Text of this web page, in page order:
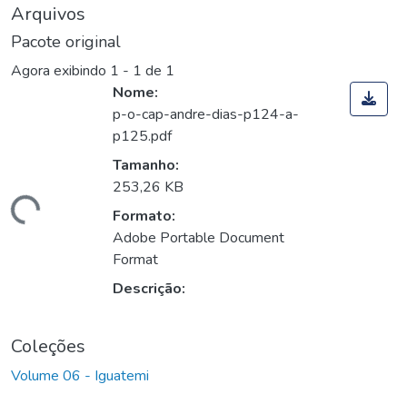
Arquivos
Pacote original
Agora exibindo 1 - 1 de 1
Nome:
p-o-cap-andre-dias-p124-a-
p125.pdf
Tamanho:
253,26 KB
Formato:
Adobe Portable Document
Format
Descrição:
Coleções
Volume 06 - Iguatemi